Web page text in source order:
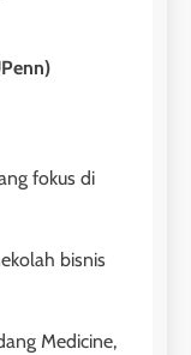
fokus di
bisnis
Medicine,